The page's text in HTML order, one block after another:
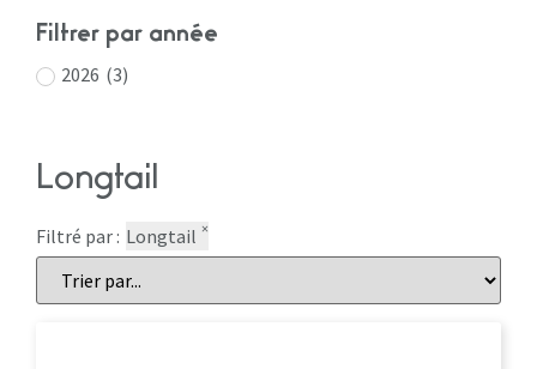
Filtrer par année
2026 (3)
Longtail
Filtré par : Longtail ×